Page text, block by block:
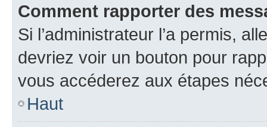
Comment rapporter des
Si l’administrateur l’a permis,
devriez voir un bouton pour
vous accéderez aux étapes
Haut